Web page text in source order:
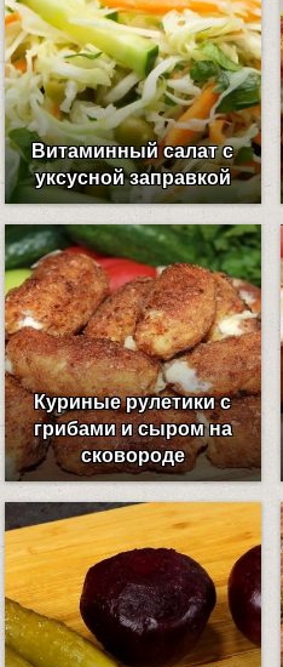
Витаминный салат с
уксусной заправкой
Куриные рулетики с
грибами и сыром на
сковороде